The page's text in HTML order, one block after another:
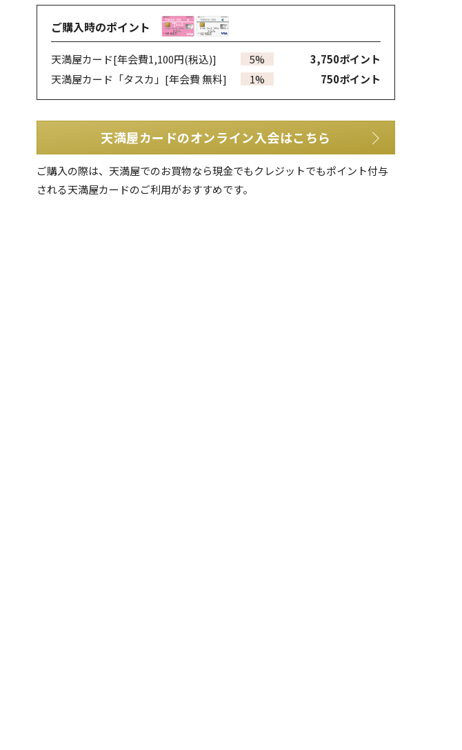
ご購入時のポイント
天満屋カード[年会費1,100円(税込)] 5% 3,750ポイント
天満屋カード「タスカ」 [年会費 無料] 1% 750ポイント
天満屋カードのオンライン入会はこちら
ご購入の際は、天満屋でのお買物なら現金でもクレジットでもポイント付与
される天満屋カードのご利用がおすすめです。